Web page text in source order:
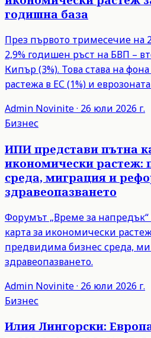
годишна база
През първото тримесечие на
2,9% годишен ръст на БВП –
Кипър (3%). Това става на
растежа в ЕС (1%) и еврозоната
Admin Novinite· 26 юли 2026 г.
Бизнес
ИПИ представи пътна
икономически растеж:
среда, миграция и
здравеопазването
Форумът „Време за
карта за икономически
предвидима бизнес среда,
здравеопазването.
Admin Novinite· 26 юли 2026 г.
Бизнес
Илия Лингорски: